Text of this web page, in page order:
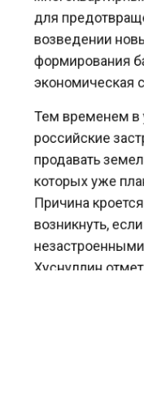
для
возведении
формирования
экономическая
Тем временем в
российские
продавать
которых уже
Причина
возникнуть,
Хуснуллин